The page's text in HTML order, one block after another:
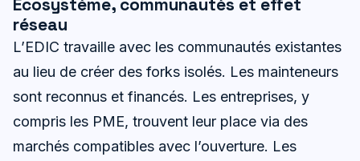
réseau
L’EDIC travaille avec les communautés existantes
au lieu de créer des forks isolés. Les mainteneurs
sont reconnus et financés. Les entreprises, y
compris les PME, trouvent leur place via des
marchés compatibles avec l’ouverture. Les